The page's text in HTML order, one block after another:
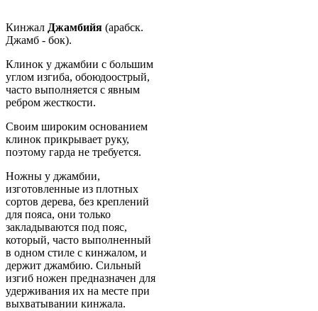
Кинжал Джамбийя (арабск.
Джамб - бок).
Клинок у джамбии с большим
углом изгиба, обоюдоострый,
часто выполняется с явным
ребром жесткости.
Своим широким основанием
клинок прикрывает руку,
поэтому гарда не требуется.
Ножны у джамбии,
изготовленные из плотных
сортов дерева, без креплений
для пояса, они только
закладываются под пояс,
который, часто выполненный
в одном стиле с кинжалом, и
держит джамбию. Сильный
изгиб ножен предназначен для
удерживания их на месте при
выхватывании кинжала.